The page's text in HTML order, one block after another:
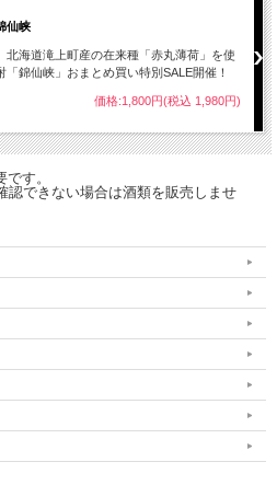
仙峡
北海道滝上町産の在来種「赤丸薄荷」を使
「錦仙峡」おまとめ買い特別SALE開催！
価格:1,800円(税込 1,980円)
す。
認できない場合は酒類を販売しませ